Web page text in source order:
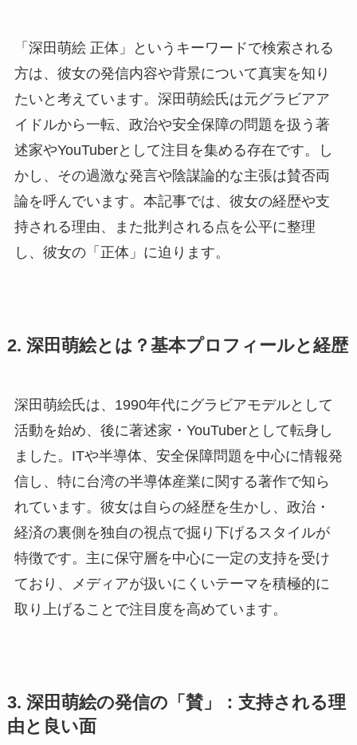
「深田萌絵 正体」というキーワードで検索される
方は、彼女の発信内容や背景について真実を知り
たいと考えています。深田萌絵氏は元グラビアア
イドルから一転、政治や安全保障の問題を扱う著
述家やYouTuberとして注目を集める存在です。し
かし、その過激な発言や陰謀論的な主張は賛否両
論を呼んでいます。本記事では、彼女の経歴や支
持される理由、また批判される点を公平に整理
し、彼女の「正体」に迫ります。
2. 深田萌絵とは？基本プロフィールと経歴
深田萌絵氏は、1990年代にグラビアモデルとして
活動を始め、後に著述家・YouTuberとして転身し
ました。ITや半導体、安全保障問題を中心に情報発
信し、特に台湾の半導体産業に関する著作で知ら
れています。彼女は自らの経歴を生かし、政治・
経済の裏側を独自の視点で掘り下げるスタイルが
特徴です。主に保守層を中心に一定の支持を受け
ており、メディアが扱いにくいテーマを積極的に
取り上げることで注目度を高めています。
3. 深田萌絵の発信の「賛」：支持される理
由と良い面